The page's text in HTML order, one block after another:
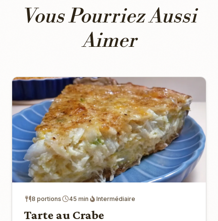
Vous Pourriez Aussi
Aimer
8 portions 45 min Intermédiaire
Tarte au Crabe